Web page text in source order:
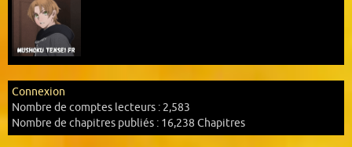
Connexion
Nombre de comptes lecteurs : 2,583
Nombre de chapitres publiés : 16,238 Chapitres